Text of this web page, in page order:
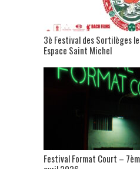
3è Festival des Sortilèges
Espace Saint Michel
Festival Format Court –